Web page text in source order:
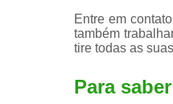
Entre em
também
tire todas as
Para